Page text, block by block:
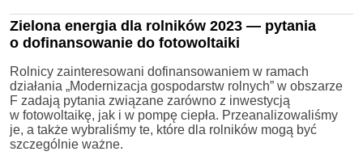
Zielona energia dla rolników 2023 — pytania
o dofinansowanie do fotowoltaiki
Rolnicy zainteresowani dofinansowaniem w ramach
działania „Modernizacja gospodarstw rolnych” w obszarze
F zadają pytania związane zarówno z inwestycją
w fotowoltaikę, jak i w pompę ciepła. Przeanalizowaliśmy
je, a także wybraliśmy te, które dla rolników mogą być
szczególnie ważne.